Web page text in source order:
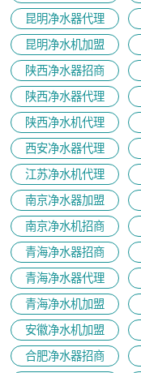
昆明净水器代理
昆明净水机加盟
陕西净水器招商
陕西净水器代理
陕西净水机代理
西安净水器代理
江苏净水机代理
南京净水器加盟
​南京净水机招商
青海净水器招商
青海净水器代理
青海净水机加盟
安徽净水机加盟
合肥净水器招商